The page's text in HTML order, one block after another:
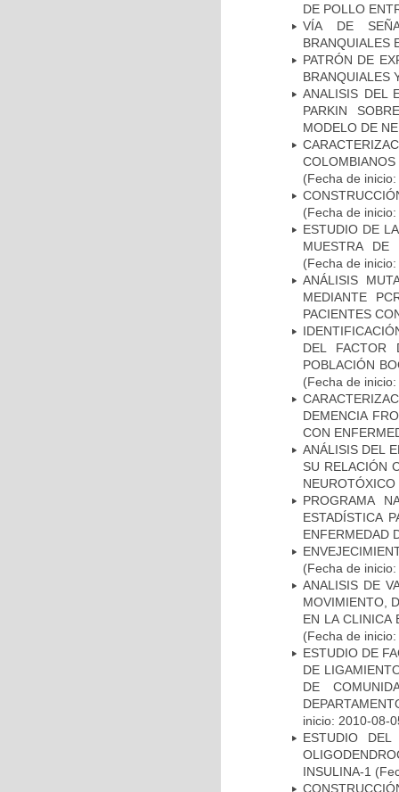
DE POLLO
VÍA DE
BRANQUIALES
PATRÓN DE
BRANQUIALES
ANALISIS DEL
PARKIN
MODELO DE
(Fecha de
(Fecha de
ESTUDIO DE
MUESTRA DE
(Fecha de
ANÁLISIS
MEDIANTE
PACIENTES
DEL FACTOR
POBLACIÓN
(Fecha de
DEMENCIA
CON
ANÁLISIS DEL
SU RELACIÓN
NEUROTÓXICO
PROGRAMA
ESTADÍSTICA
ENFERMEDAD
(Fecha de
ANALISIS DE
MOVIMIENTO,
EN LA CLINICA
(Fecha de
ESTUDIO DE
DE
DE
inicio: 2010-08-
ESTUDIO
INSULINA-1